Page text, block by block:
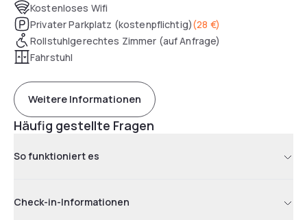
Kostenloses Wifi
Privater Parkplatz (kostenpflichtig)(28 €)
Rollstuhlgerechtes Zimmer (auf Anfrage)
Fahrstuhl
Weitere Informationen
Häufig gestellte Fragen
So funktioniert es
Check-in-Informationen